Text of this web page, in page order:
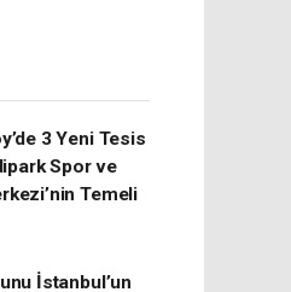
3 Yeni Tesis
Spor ve
Temeli
İstanbul’un